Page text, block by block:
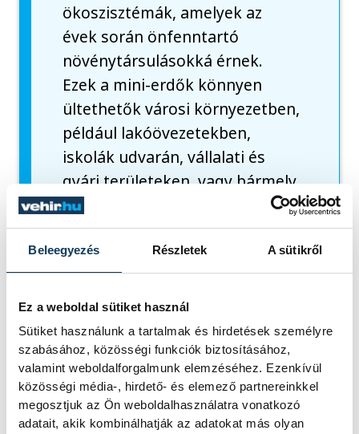
Beleegyezés Részletek A sütikről
Ez a weboldal sütiket használ
Sütiket használunk a tartalmak és hirdetések személyre
szabásához, közösségi funkciók biztosításához,
valamint weboldalforgalmunk elemzéséhez. Ezenkívül
közösségi média-, hirdető- és elemező partnereinkkel
megosztjuk az Ön weboldalhasználatra vonatkozó
adatait, akik kombinálhatják az adatokat más olyan
ökoszisztémák, amelyek az
évek során önfenntartó
növénytársulásokká érnek.
Ezek a mini-erdők könnyen
ültethetők városi környezetben,
például lakóövezetekben,
iskolák udvarán, vállalati és
gyári területeken, vagy bármely
kihasználatlan városi területen.
A mini-erdők hatékony szerepet
játszanak a levegő
tisztításában, elnyelik a zajt,
vizet párologtatnak, esztétikai
élmény nyújtanak, csökkentik a
nyári hősziget effektust a városi
környezetben.